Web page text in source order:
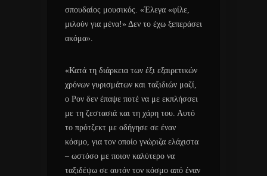
σπουδαίος μουσικός. «Έλεγα «φίλε,
μιλούν για μένα!» Δεν το έχω ξεπεράσει
ακόμα».
«Κατά τη διάρκεια των έξι εξαιρετικών
χρόνων γυρισμάτων και ταξιδιών μαζί,
ο Ρον δεν έπαψε ποτέ να με εκπλήσσει
με τη ζεστασιά και τη χάρη του. Αυτό
το πρότζεκτ με οδήγησε σε έναν
κόσμο, για τον οποίο γνώριζα ελάχιστα
– ωστόσο με ποιον καλύτερο να
ταξιδέψω σε αυτόν τον κόσμο από έναν